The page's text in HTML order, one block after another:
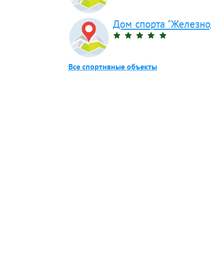
Дом спорта
Все спортивные объекты